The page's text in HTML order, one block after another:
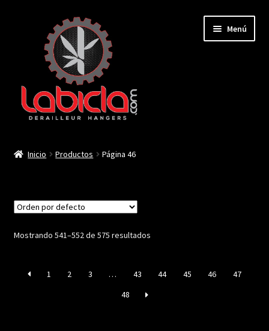
navegación
contenido
Menú
Contactar
Inicio Productos Página 46
Mostrando 541–552 de 575 resultados
1 2 3 … 43 44 45 46
47
48